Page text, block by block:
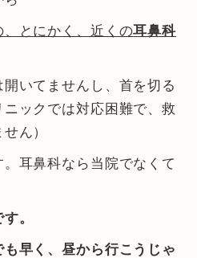
、とにかく、近くの耳鼻科
開いてませんし、首を切る
ックでは対応困難で、救
ん）
耳鼻科なら当院でなくて
。
早く、昼から行こうじゃ